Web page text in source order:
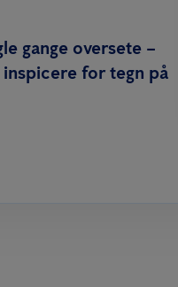
gange oversete –
for tegn på